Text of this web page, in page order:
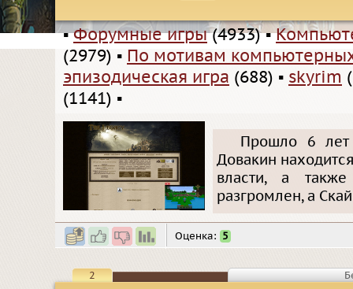
▪Форумные игры(4933)▪
(2979) ▪ По мотивам
эпизодическая игра (688) ▪ skyrim
(1141) ▪
Прошло 6 лет
Довакин
власти, а
разгромлен, а
Оценка: 5
2